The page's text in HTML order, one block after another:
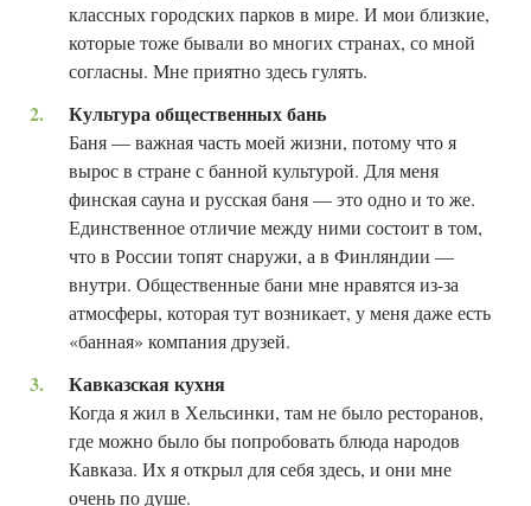
классных городских парков в мире. И мои близкие,
которые тоже бывали во многих странах, со мной
согласны. Мне приятно здесь гулять.
Культура общественных бань
Баня — важная часть моей жизни, потому что я
вырос в стране с банной культурой. Для меня
финская сауна и русская баня — это одно и то же.
Единственное отличие между ними состоит в том,
что в России топят снаружи, а в Финляндии —
внутри. Общественные бани мне нравятся из-за
атмосферы, которая тут возникает, у меня даже есть
«банная» компания друзей.
Кавказская кухня
Когда я жил в Хельсинки, там не было ресторанов,
где можно было бы попробовать блюда народов
Кавказа. Их я открыл для себя здесь, и они мне
очень по душе.